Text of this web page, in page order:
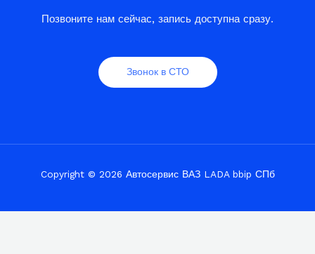
Позвоните нам сейчас, запись доступна сразу.
Звонок в СТО
Copyright © 2026 Автосервис ВАЗ LADA bbip СПб